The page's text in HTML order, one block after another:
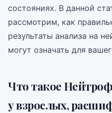
состояниях. В данной
рассмотрим, как
результаты анализа на
могут означать для
Что такое
у взрослых,